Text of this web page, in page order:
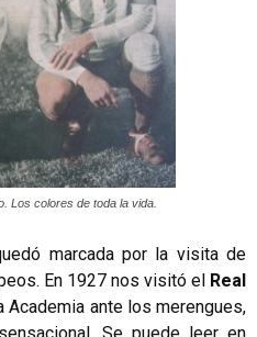
Los colores de toda la vida.
marcada por la visita de
En 1927 nos visitó el Real
Academia ante los merengues,
Se puede leer en